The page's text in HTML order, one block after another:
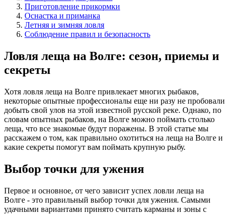
Приготовление прикормки
Оснастка и приманка
Летняя и зимняя ловля
Соблюдение правил и безопасность
Ловля леща на Волге: сезон, приемы и
секреты
Хотя ловля леща на Волге привлекает многих рыбаков,
некоторые опытные профессионалы еще ни разу не пробовали
добыть свой улов на этой известной русской реке. Однако, по
словам опытных рыбаков, на Волге можно поймать столько
леща, что все знакомые будут поражены. В этой статье мы
расскажем о том, как правильно охотиться на леща на Волге и
какие секреты помогут вам поймать крупную рыбу.
Выбор точки для ужения
Первое и основное, от чего зависит успех ловли леща на
Волге - это правильный выбор точки для ужения. Самыми
удачными вариантами принято считать карманы и зоны с